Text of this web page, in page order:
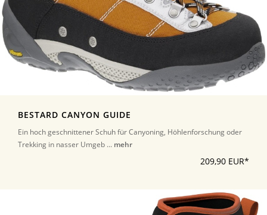
BESTARD CANYON GUIDE
Ein hoch geschnittener Schuh für Canyoning, Höhlenforschung oder
Trekking in nasser Umgeb ... mehr
209,90 EUR*